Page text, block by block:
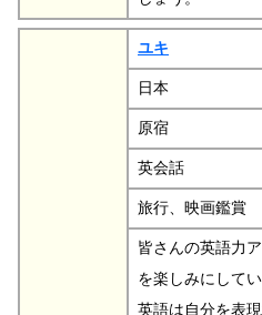
ユキ
日本
原宿
英会話
旅行、映画鑑賞
皆さんの英語力
を楽しみにしてい
英語は自分を表